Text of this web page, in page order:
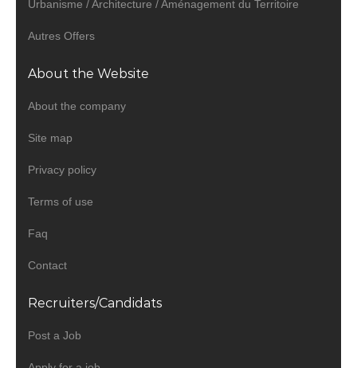
Urbanisme / Architecture / Aménagement du Territoire
Autres Offers
About the Website
About the company
Site map
Privacy policy
Terms of use
Faq
Contact
Recruiters/Candidats
Post a Job